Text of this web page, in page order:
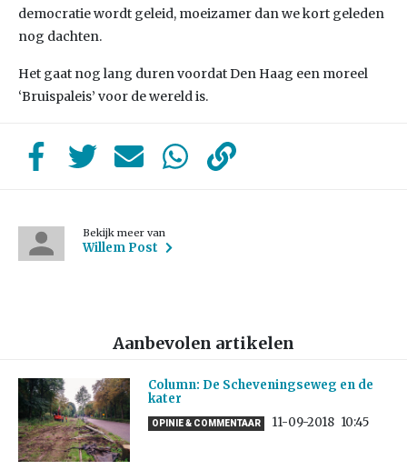
democratie wordt geleid, moeizamer dan we kort geleden
nog dachten.
Het gaat nog lang duren voordat Den Haag een moreel
‘Bruispaleis’ voor de wereld is.
Bekijk meer van
Willem Post
Aanbevolen artikelen
Column: De Scheveningseweg en de
kater
OPINIE & COMMENTAAR 11-09-2018 10:45